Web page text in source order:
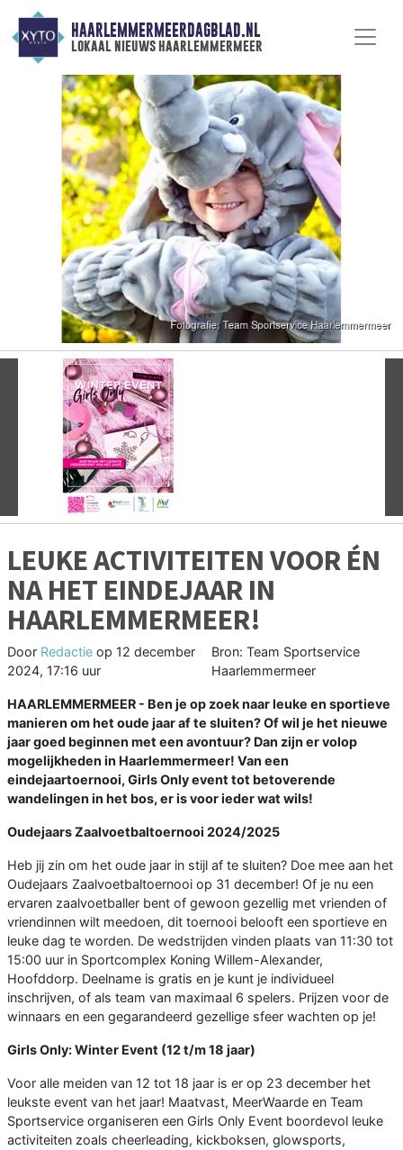
HAARLEMMERMEERDAGBLAD.NL
lokaal nieuws haarlemmermeer
LEUKE ACTIVITEITEN VOOR ÉN
NA HET EINDEJAAR IN
HAARLEMMERMEER!
Door Redactie op 12 december
2024, 17:16 uur
Bron: Team Sportservice
Haarlemmermeer
HAARLEMMERMEER - Ben je op zoek naar leuke en sportieve
manieren om het oude jaar af te sluiten? Of wil je het nieuwe
jaar goed beginnen met een avontuur? Dan zijn er volop
mogelijkheden in Haarlemmermeer! Van een
eindejaartoernooi, Girls Only event tot betoverende
wandelingen in het bos, er is voor ieder wat wils!
Oudejaars Zaalvoetbaltoernooi 2024/2025
Heb jij zin om het oude jaar in stijl af te sluiten? Doe mee aan het
Oudejaars Zaalvoetbaltoernooi op 31 december! Of je nu een
ervaren zaalvoetballer bent of gewoon gezellig met vrienden of
vriendinnen wilt meedoen, dit toernooi belooft een sportieve en
leuke dag te worden. De wedstrijden vinden plaats van 11:30 tot
15:00 uur in Sportcomplex Koning Willem-Alexander,
Hoofddorp. Deelname is gratis en je kunt je individueel
inschrijven, of als team van maximaal 6 spelers. Prijzen voor de
winnaars en een gegarandeerd gezellige sfeer wachten op je!
Girls Only: Winter Event (12 t/m 18 jaar)
Voor alle meiden van 12 tot 18 jaar is er op 23 december het
leukste event van het jaar! Maatvast, MeerWaarde en Team
Sportservice organiseren een Girls Only Event boordevol leuke
activiteiten zoals cheerleading, kickboksen, glowsports,